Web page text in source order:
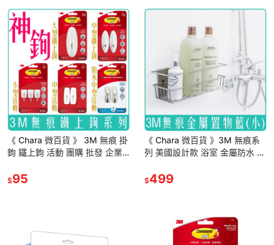
《 Chara 微百貨 》 3M 無痕 掛
鉤 鐵上鉤 活動 團購 批發 企業
$95
《 Chara 微百貨 》3M 無痕系
列 美國設計款 浴室 金屬防水 置
孔
$499